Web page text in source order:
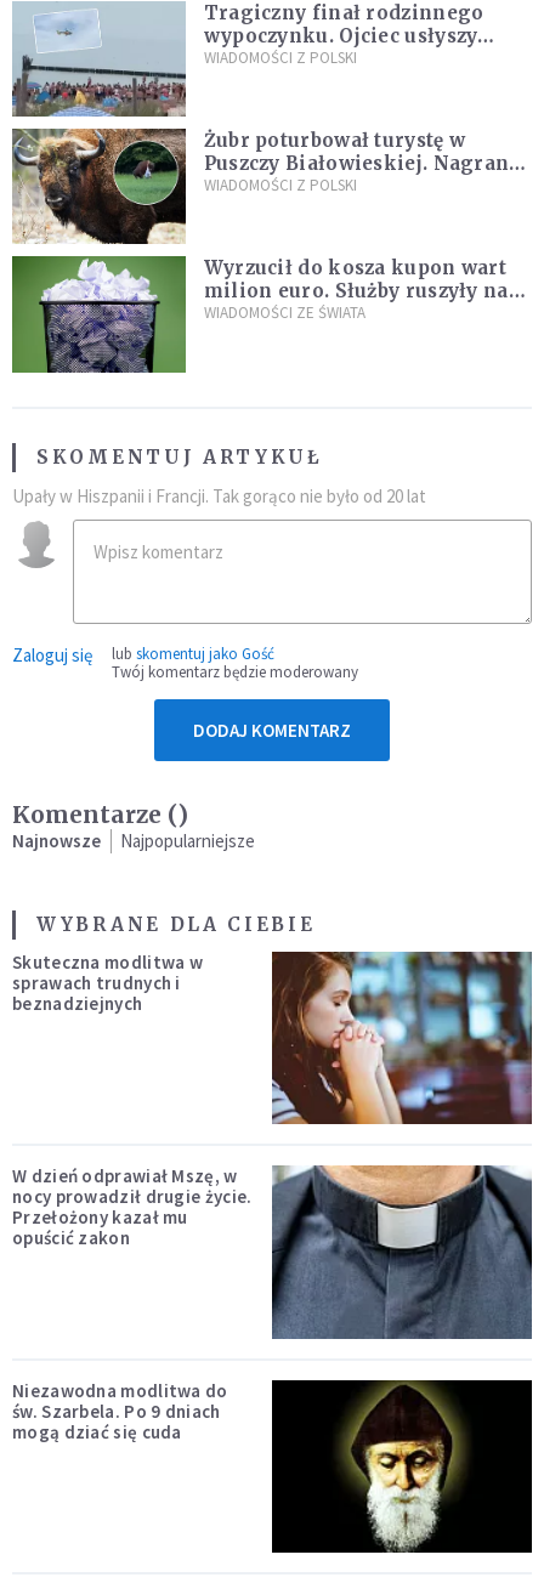
Tragiczny finał rodzinnego
wypoczynku. Ojciec usłyszy
zarzuty
WIADOMOŚCI Z POLSKI
Żubr poturbował turystę w
Puszczy Białowieskiej. Nagranie
daje do myślenia
WIADOMOŚCI Z POLSKI
Wyrzucił do kosza kupon wart
milion euro. Służby ruszyły na
poszukiwania
WIADOMOŚCI ZE ŚWIATA
SKOMENTUJ ARTYKUŁ
Upały w Hiszpanii i Francji. Tak gorąco nie było od 20 lat
Zaloguj się lub skomentuj jako Gość
Twój komentarz będzie moderowany
DODAJ KOMENTARZ
Komentarze ()
Najnowsze Najpopularniejsze
WYBRANE DLA CIEBIE
Skuteczna modlitwa w
sprawach trudnych i
beznadziejnych
W dzień odprawiał Mszę, w
nocy prowadził drugie życie.
Przełożony kazał mu
opuścić zakon
Niezawodna modlitwa do
św. Szarbela. Po 9 dniach
mogą dziać się cuda